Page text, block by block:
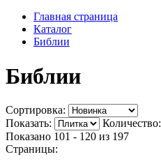
Главная страница
Каталог
Библии
Библии
Сортировка:
Показать:
Количество:
Показано 101 - 120 из 197
Страницы: